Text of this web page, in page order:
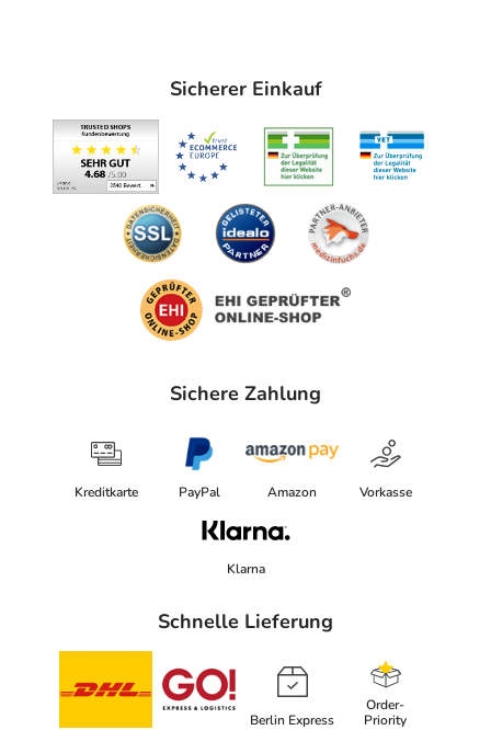
Sicherer Einkauf
Sichere Zahlung
Kreditkarte PayPal Amazon Vorkasse
Klarna
Schnelle Lieferung
Berlin Express
Order-
Priority